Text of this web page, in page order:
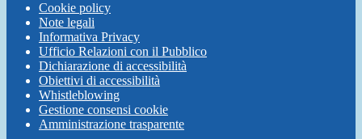
Cookie policy
Note legali
Informativa Privacy
Ufficio Relazioni con il Pubblico
Dichiarazione di accessibilità
Obiettivi di accessibilità
Whistleblowing
Gestione consensi cookie
Amministrazione trasparente